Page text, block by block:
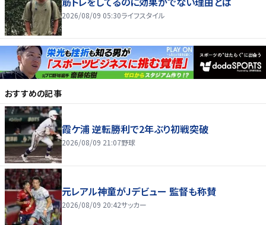
2026/08/09 05:30ライフスタイル
おすすめの記事
霞ケ浦 逆転勝利で2年ぶり初戦突破
2026/08/09 21:07野球
元レアル神童がJデビュー 監督も称賛
2026/08/09 20:42サッカー